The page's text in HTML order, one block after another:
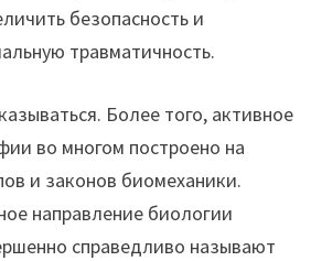
безопасность и
травматичность.
Более того, активное
во многом построено на
и законов биомеханики.
направление биологии
справедливо называют